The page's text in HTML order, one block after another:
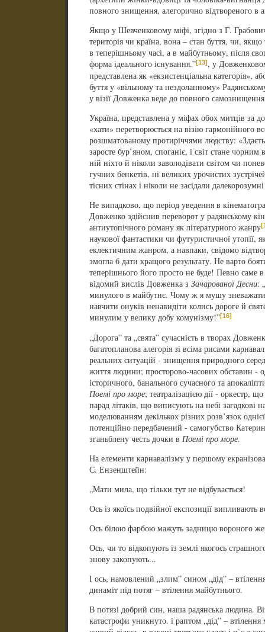
повного знищення, алегорично відтвореного в
Якщо у Шевченковому міфі, згідно з Г.
територія чи країна, вона – стан буття, чи, якщо
в теперішньому часі, а в майбутньому, після
форма ідеального існування.”[13], у
представлена як «екзистенціальна категорія»,
буття у «вільному та нездоланному»
у візії Довженка веде до повного
Україна, представлена у міфах обох митців за
«хати» перетворюється на візію гармонійного
розшматованому протиріччями людству:
заросте бур’яном, споганіє, і світ стане
ній ніхто й ніколи заволодівати світом чи
гучних бенкетів, ні великих урочистих
тісних стінах і ніколи не засідали
Не випадково, що період уведення в
Довженко здійснив переворот у радянському
антиутопічного роману як літературного жанру
наукової фантастики чи футуристичної утопії,
еклектичним жанром, а навпаки, свідомо
змогла б дати кращого результату. Не варто
теперішнього його просто не буде! Певно саме
відомий вислів Довженка з Зачарованої Десни:
минулого в майбутнє. Чому ж я мушу
навчити онуків ненавидіти колись дороге й
минулим у велику добу комунізму!”[16]
„Дорога” та „свята” сучасність в творах
багатопланова алегорія зі всіма рисами
реальних ситуацій - знищення природного
життя людини; просторово-часових обставин -
історичного, банального сучасного та
Поемі про море; театралізацією дії - оркестр,
парад літаків, що виписують на небі загадкові
моделюванням декількох різних розв’язок
потенційно передбачений - самогубство
зганьблену честь дочки в Поемі про море.
На елементи карнавалізму у першому
С. Ензенштейн:
„Мати мила, що тільки тут не відбувається!
Ось із якоїсь подвійної експозиції випливають
Ось білою фарбою мажуть задницю вороного
Ось, чи то відкопують із землі якогось
знову закопують...
І ось, намовлений „злим” сином „дід” –
динаміт під потяг – втілення майбутнього.
В потязі добрий син, наша радянська людина.
катастрофи уникнуто. і раптом „дід” –